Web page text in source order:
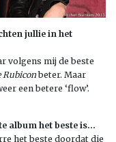
jullie in het
volgens mij de beste
Rubiconbeter. Maar
een betere ‘flow’.
album het beste is…
het beste doordat die